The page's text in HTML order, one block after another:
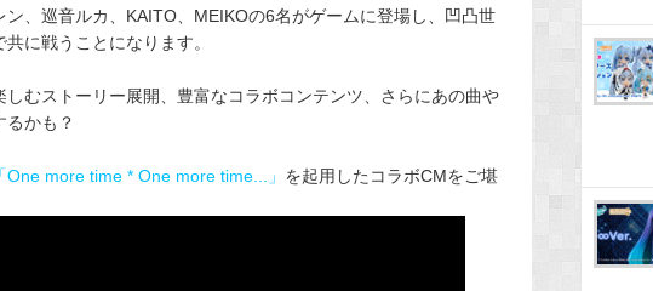
、巡音ルカ、KAITO、MEIKOの6名がゲームに登場し、凹凸世
に戦うことになります。
しむストーリー展開、豊富なコラボコンテンツ、さらにあの曲や
るかも？
「One more time * One more time...」 を起用したコラボCMをご堪